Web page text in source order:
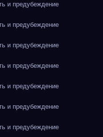
и предубеждение
и предубеждение
и предубеждение
и предубеждение
и предубеждение
и предубеждение
и предубеждение